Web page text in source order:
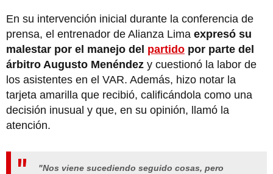
En su intervención inicial durante la conferencia de
prensa, el entrenador de Alianza Lima expresó su
malestar por el manejo del partido por parte del
árbitro Augusto Menéndez y cuestionó la labor de
los asistentes en el VAR. Además, hizo notar la
tarjeta amarilla que recibió, calificándola como una
decisión inusual y que, en su opinión, llamó la
atención.
"Nos viene sucediendo seguido cosas, pero